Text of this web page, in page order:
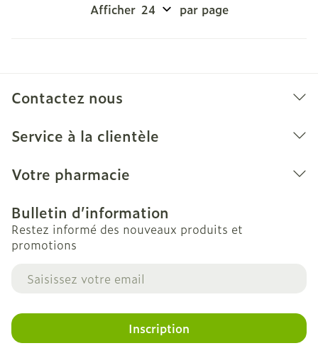
Afficher par page
Contactez nous
Service à la clientèle
Votre pharmacie
Bulletin d’information
Restez informé des nouveaux produits et
promotions
Adresse mail
Inscription